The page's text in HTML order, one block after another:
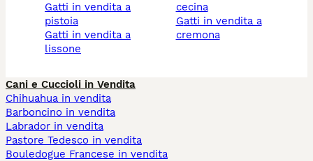
gatti in vendita a
pistoia
gatti in vendita a
lissone
cecina
gatti in vendita a
cremona
Cani e Cuccioli in Vendita
Chihuahua in vendita
Barboncino in vendita
Labrador in vendita
Pastore Tedesco in vendita
Bouledogue Francese in vendita